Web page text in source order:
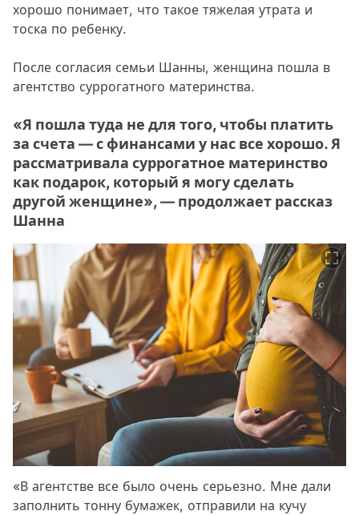
хорошо понимает, что такое тяжелая утрата и
тоска по ребенку.
После согласия семьи Шанны, женщина пошла в
агентство суррогатного материнства.
«Я пошла туда не для того, чтобы платить
за счета — с финансами у нас все хорошо. Я
рассматривала суррогатное материнство
как подарок, который я могу сделать
другой женщине», — продолжает рассказ
Шанна
«В агентстве все было очень серьезно. Мне дали
заполнить тонну бумажек, отправили на кучу